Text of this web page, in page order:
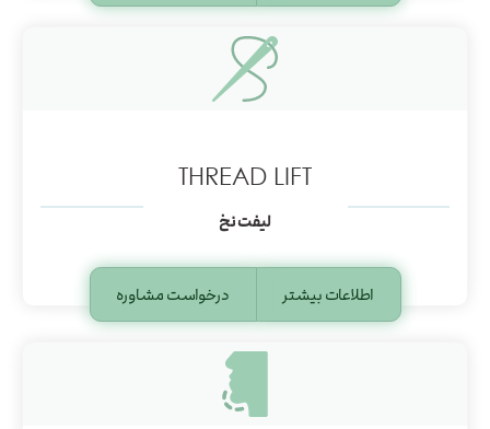
THREAD LIFT
لیفت نخ
اطلاعات بیشتر درخواست مشاوره